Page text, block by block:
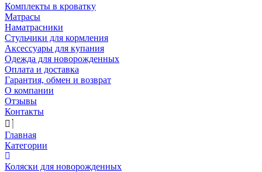
Комплекты в кроватку
Матрасы
Наматрасники
Стульчики для кормления
Аксессуары для купания
Одежда для новорожденных
Оплата и доставка
Гарантия, обмен и возврат
О компании
Отзывы
Контакты
Главная
Категории
Коляски для новорожденных